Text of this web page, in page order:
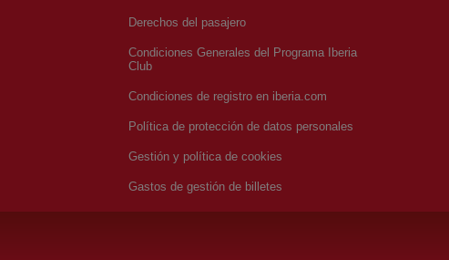
Derechos del pasajero
Condiciones Generales del Programa Iberia
Club
Condiciones de registro en iberia.com
Política de protección de datos personales
Gestión y política de cookies
Gastos de gestión de billetes